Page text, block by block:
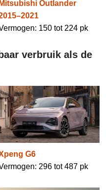
Mitsubishi Outlander
150 tot 224 pk
verbruik als de
G6
296 tot 487 pk